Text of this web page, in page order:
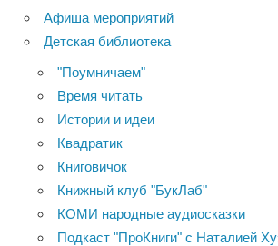
Афиша мероприятий
Детская библиотека
"Поумничаем"
Время читать
Истории и идеи
Квадратик
Книговичок
Книжный клуб "БукЛаб"
КОМИ народные аудиосказки
Подкаст "ПроКниги" с Наталией